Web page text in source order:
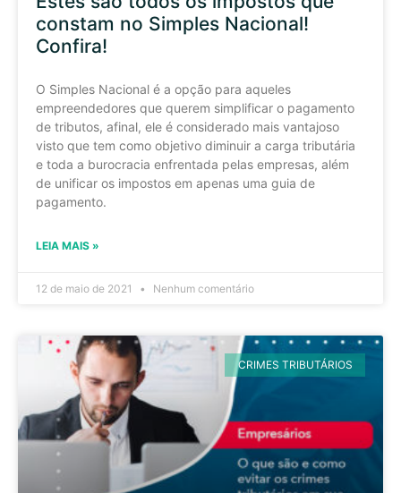
constam no Simples Nacional!
Confira!
O Simples Nacional é a opção para aqueles
empreendedores que querem simplificar o pagamento
de tributos, afinal, ele é considerado mais vantajoso
visto que tem como objetivo diminuir a carga tributária
e toda a burocracia enfrentada pelas empresas, além
de unificar os impostos em apenas uma guia de
pagamento.
LEIA MAIS »
12 de maio de 2021 Nenhum comentário
CRIMES TRIBUTÁRIOS